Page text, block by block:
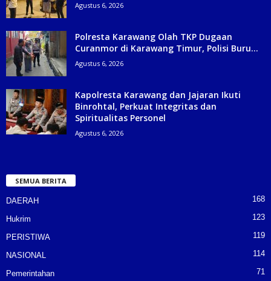
Agustus 6, 2026
Polresta Karawang Olah TKP Dugaan
Curanmor di Karawang Timur, Polisi Buru...
Agustus 6, 2026
Kapolresta Karawang dan Jajaran Ikuti
Binrohtal, Perkuat Integritas dan
Spiritualitas Personel
Agustus 6, 2026
SEMUA BERITA
DAERAH 168
Hukrim 123
PERISTIWA 119
NASIONAL 114
Pemerintahan 71